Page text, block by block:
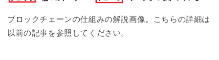
ブロックチェーンの仕組みの解説画像。こちらの詳細は
以前の記事を参照してください。